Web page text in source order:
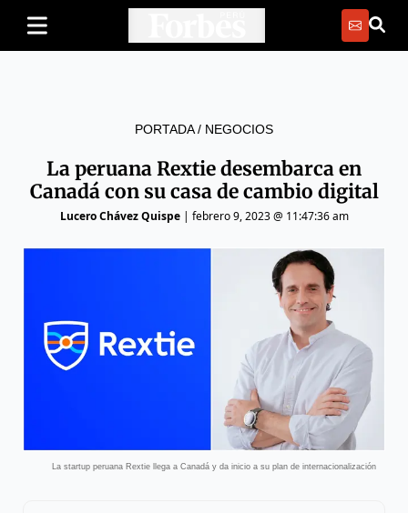
PORTADA/ NEGOCIOS
La peruana Rextie desembarca en
Canadá con su casa de cambio digital
Lucero Chávez Quispe| febrero 9, 2023 @ 11:47:36 am
La startup peruana Rextie llega a Canadá y da inicio a su plan de internacionalización